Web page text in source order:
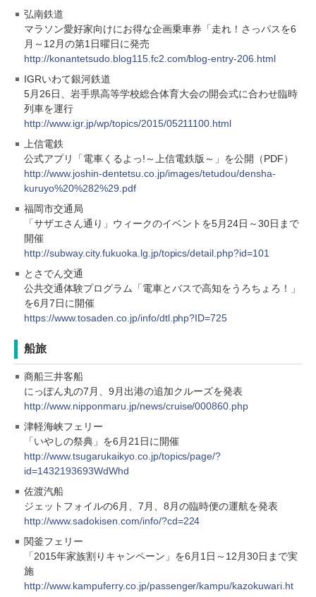
弘南鉄道
マラソン愛好家向けにお得な企画乗車券「走れ！さっパスを6
月～12月の第1日曜日に発売
http://konantetsudo.blog115.fc2.com/blog-entry-206.html
IGRいわて銀河鉄道
5月26日、岩手県高等学校総合体育大会の開会式に合わせ臨時
列車を運行
http://www.igr.jp/wp/topics/2015/05211100.html
上信電鉄
公式アプリ「電車くるよっ!～上信電鉄版～」を公開（PDF）
http://www.joshin-dentetsu.co.jp/images/tetudou/densha-
kuruyo%20%282%29.pdf
福岡市交通局
「サザエさん通り」ウィークのイベントを5月24日～30日まで
開催
http://subway.city.fukuoka.lg.jp/topics/detail.php?id=101
とさでん交通
公共交通体験プログラム「電車とバスで高知をうろちょろ！」
を6月7日に開催
https://www.tosaden.co.jp/info/dtl.php?ID=725
船旅
商船三井客船
にっぽん丸の7月、9月出港の追加クルーズを発表
http://www.nipponmaru.jp/news/cruise/000860.php
津軽海峡フェリー
「いやしの祭典」を6月21日に開催
http://www.tsugarukaikyo.co.jp/topics/page/?
id=1432193693WdWhd
佐渡汽船
ジェットフォイルの6月、7月、8月の臨時便の運航を発表
http://www.sadokisen.com/info/?cd=224
関釜フェリー
「2015年家族割りキャンペーン」を6月1日～12月30日まで実
施
http://www.kampuferry.co.jp/passenger/kampu/kazokuwari.ht